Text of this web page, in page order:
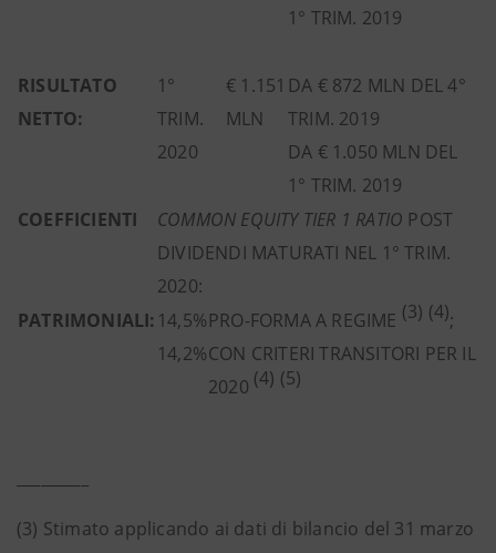
1° TRIM. 2019
RISULTATO
NETTO:
1°
TRIM.
2020
€ 1.151
MLN
DA € 872 MLN DEL 4°
TRIM. 2019
DA € 1.050 MLN DEL
1° TRIM. 2019
COEFFICIENTI
COMMON EQUITY TIER 1 RATIO POST
DIVIDENDI MATURATI NEL 1° TRIM.
2020:
PATRIMONIALI: 14,5%
14,2%
PRO-FORMA A REGIME (3) (4);
CON CRITERI TRANSITORI PER IL
2020 (4) (5)
(3) Stimato applicando ai dati di bilancio del 31 marzo